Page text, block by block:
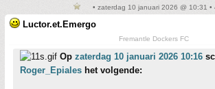
• zaterdag 10 januari 2026 @ 10:31 •
Luctor.et.Emergo
Fremantle Dockers FC
Op zaterdag 10 januari 2026 10:16
Roger_Epiales het volgende: